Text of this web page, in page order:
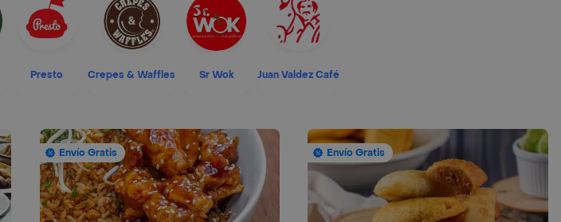
Presto Crepes & Waffles Sr Wok Juan Valdez Café
Envío Gratis Envío Gratis